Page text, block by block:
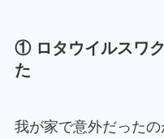
① ロタウイルスワ
た
我が家で意外だったの